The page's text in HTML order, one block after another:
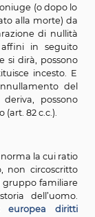
– ma
la
membri della
sessuali non
retta
e sorelle),
e nuore/
del coniuge (o
alla
dichiarazione
ex affini in